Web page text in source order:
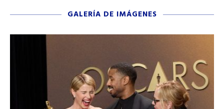
GALERÍA DE IMÁGENES